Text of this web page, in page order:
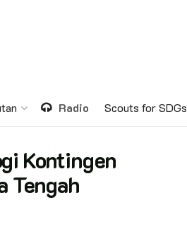
Radio Scouts for SDGs
Kontingen
Tengah